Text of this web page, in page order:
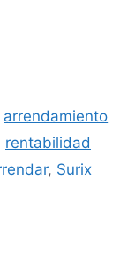
arrendamiento
rentabilidad
, Surix